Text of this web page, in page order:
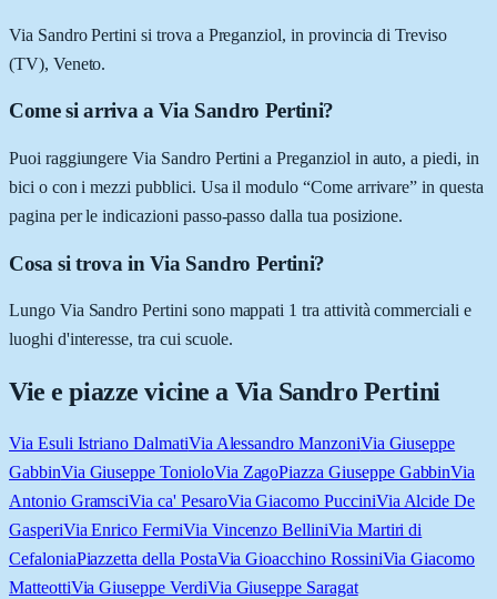
Via Sandro Pertini si trova a Preganziol, in provincia di Treviso
(TV), Veneto.
Come si arriva a Via Sandro Pertini?
Puoi raggiungere Via Sandro Pertini a Preganziol in auto, a piedi, in
bici o con i mezzi pubblici. Usa il modulo “Come arrivare” in questa
pagina per le indicazioni passo-passo dalla tua posizione.
Cosa si trova in Via Sandro Pertini?
Lungo Via Sandro Pertini sono mappati 1 tra attività commerciali e
luoghi d'interesse, tra cui scuole.
Vie e piazze vicine a Via Sandro Pertini
Via Esuli Istriano DalmatiVia Alessandro ManzoniVia Giuseppe
GabbinVia Giuseppe TonioloVia ZagoPiazza Giuseppe GabbinVia
Antonio GramsciVia ca' PesaroVia Giacomo PucciniVia Alcide De
GasperiVia Enrico FermiVia Vincenzo BelliniVia Martiri di
CefaloniaPiazzetta della PostaVia Gioacchino RossiniVia Giacomo
MatteottiVia Giuseppe VerdiVia Giuseppe Saragat